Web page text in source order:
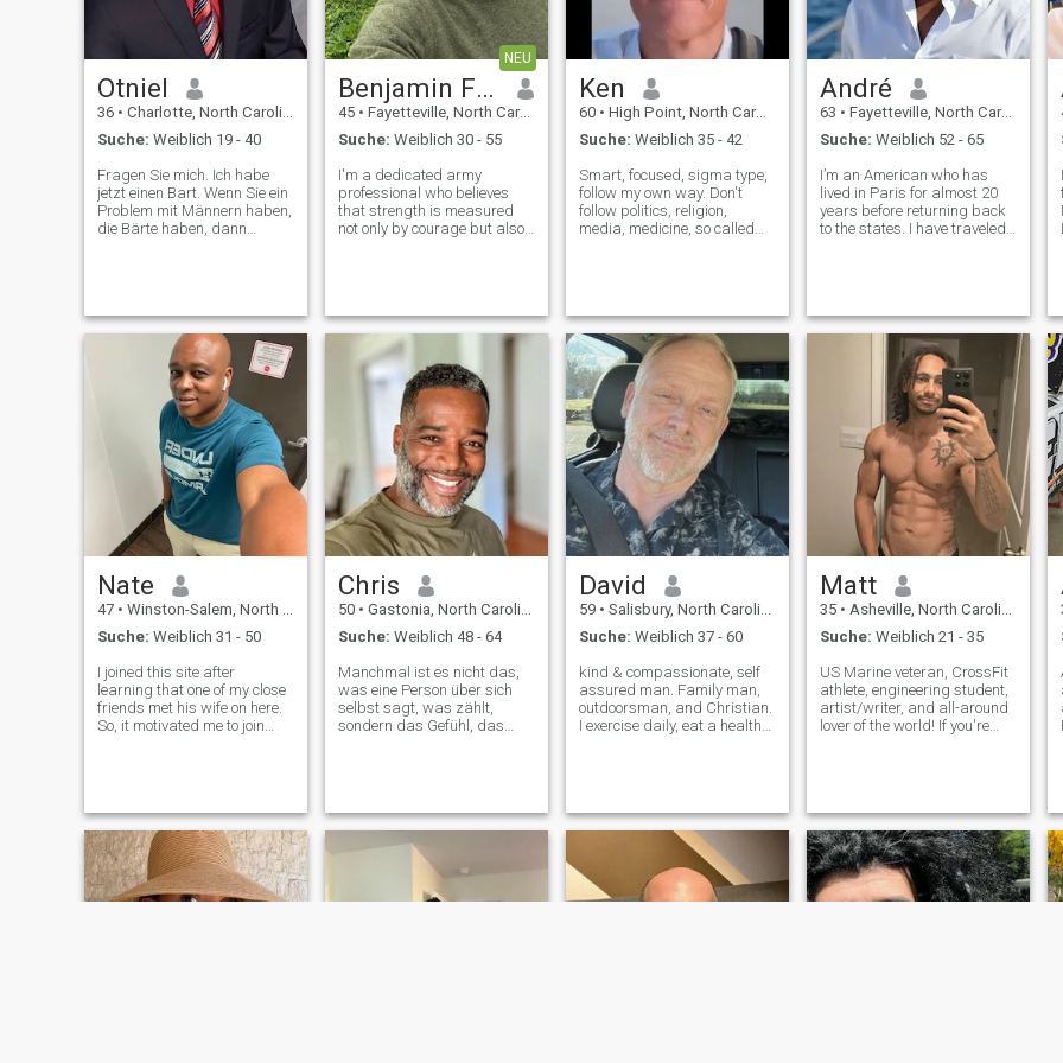
Otniel
36 • Charlotte, North Carolina, USA
Suche: Weiblich 19 - 40
Fragen Sie mich. Ich habe
jetzt einen Bart. Wenn Sie ein
Problem mit Männern haben,
die Bärte haben, dann
reisen, um eine gute Frau zu
treffen und ihr
Visumverfahren zu beginnen.
Ich möchte in Zukunft
heiraten, und das ist der
Grund, warum ich auf dieser
Website bin.
NEU
Benjamin Filali
45 • Fayetteville, North Carolina, USA
Suche: Weiblich 30 - 55
I'm a dedicated army
professional who believes
that strength is measured
not only by courage but also
meaningful conversations,
laughter, a
Ken
60 • High Point, North Carolina, USA
Suche: Weiblich 35 - 42
Smart, focused, sigma type,
follow my own way. Don't
follow politics, religion,
media, medicine, so called
time with my woman and m
André
63 • Fayetteville, North Carolina, USA
Suche: Weiblich 52 - 65
I’m an American who has
lived in Paris for almost 20
years before returning back
to the states. I have traveled
might construct long-term
projec
Nate
47 • Winston-Salem, North Carolina, USA
Suche: Weiblich 31 - 50
I joined this site after
learning that one of my close
friends met his wife on here.
So, it motivated me to join
whom are all in colleg
Chris
50 • Gastonia, North Carolina, USA
Suche: Weiblich 48 - 64
Manchmal ist es nicht das,
was eine Person über sich
selbst sagt, was zählt,
sondern das Gefühl, das
gesprochen, eine kluge Frau
mit viel innerer Wärme und
Stabilität. Ich habe einen
aktiven Lebensstil. Sich um
ist für mich Respekt vor mir
David
59 • Salisbury, North Carolina, USA
Suche: Weiblich 37 - 60
kind & compassionate, self
assured man. Family man,
outdoorsman, and Christian.
I exercise daily, eat a healthy
committed to a long term
relati
Matt
35 • Asheville, North Carolina, USA
Suche: Weiblich 21 - 35
US Marine veteran, CrossFit
athlete, engineering student,
artist/writer, and all-around
lover of the world! If you're
pretty intense life transi